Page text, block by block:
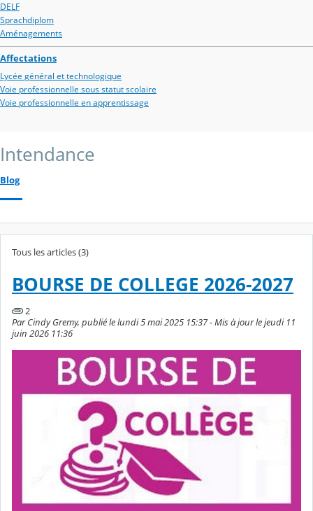
DELF
Sprachdiplom
Aménagements
Affectations
Lycée général et technologique
Voie professionnelle sous statut scolaire
Voie professionnelle en apprentissage
Intendance
Blog
Tous les articles (3)
BOURSE DE COLLEGE 2026-2027
2
Par Cindy Gremy, publié le lundi 5 mai 2025 15:37 - Mis à jour le jeudi 11
juin 2026 11:36